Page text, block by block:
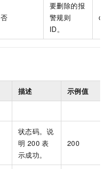
否
要删除的报
警规则
ID。
描述 示例值
状态码。说
明 200 表
示成功。
200